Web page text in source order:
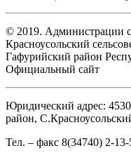
© 2019. Администрации
Красноусольский
Гафурийский район
Официальный сайт
Юридический адрес:
район,
Тел. – факс 8(34740) 2-13-